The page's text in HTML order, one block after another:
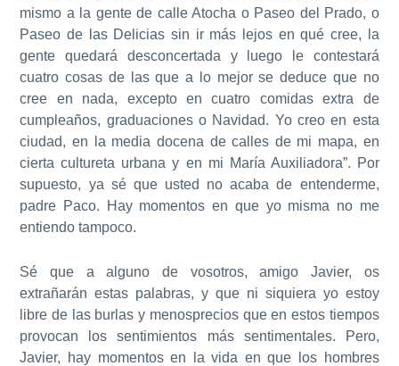
mismo a la gente de calle Atocha o Paseo del Prado, o
Paseo de las Delicias sin ir más lejos en qué cree, la
gente quedará desconcertada y luego le contestará
cuatro cosas de las que a lo mejor se deduce que no
cree en nada, excepto en cuatro comidas extra de
cumpleaños, graduaciones o Navidad. Yo creo en esta
ciudad, en la media docena de calles de mi mapa, en
cierta cultureta urbana y en mi María Auxiliadora”. Por
supuesto, ya sé que usted no acaba de entenderme,
padre Paco. Hay momentos en que yo misma no me
entiendo tampoco.
Sé que a alguno de vosotros, amigo Javier, os
extrañarán estas palabras, y que ni siquiera yo estoy
libre de las burlas y menosprecios que en estos tiempos
provocan los sentimientos más sentimentales. Pero,
Javier, hay momentos en la vida en que los hombres